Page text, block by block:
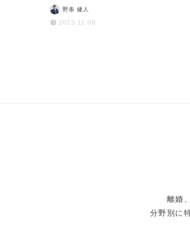
｜相談先も紹介
野条 健人
2025.11.09
離婚
分野別に